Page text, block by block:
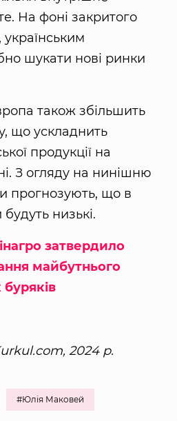
На фоні закритого
шукати нові ринки
також збільшить
що ускладнить
продукції на
З огляду на нинішню
прогнозують, що в
низькі.
затвердило
майбутнього
2024 р.
#Юлія Маковей